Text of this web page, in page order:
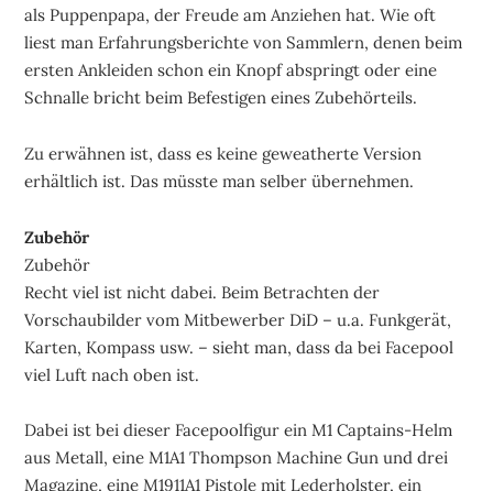
als Puppenpapa, der Freude am Anziehen hat. Wie oft
liest man Erfahrungsberichte von Sammlern, denen beim
ersten Ankleiden schon ein Knopf abspringt oder eine
Schnalle bricht beim Befestigen eines Zubehörteils.
Zu erwähnen ist, dass es keine geweatherte Version
erhältlich ist. Das müsste man selber übernehmen.
Zubehör
Zubehör
Recht viel ist nicht dabei. Beim Betrachten der
Vorschaubilder vom Mitbewerber DiD – u.a. Funkgerät,
Karten, Kompass usw. – sieht man, dass da bei Facepool
viel Luft nach oben ist.
Dabei ist bei dieser Facepoolfigur ein M1 Captains-Helm
aus Metall, eine M1A1 Thompson Machine Gun und drei
Magazine, eine M1911A1 Pistole mit Lederholster, ein